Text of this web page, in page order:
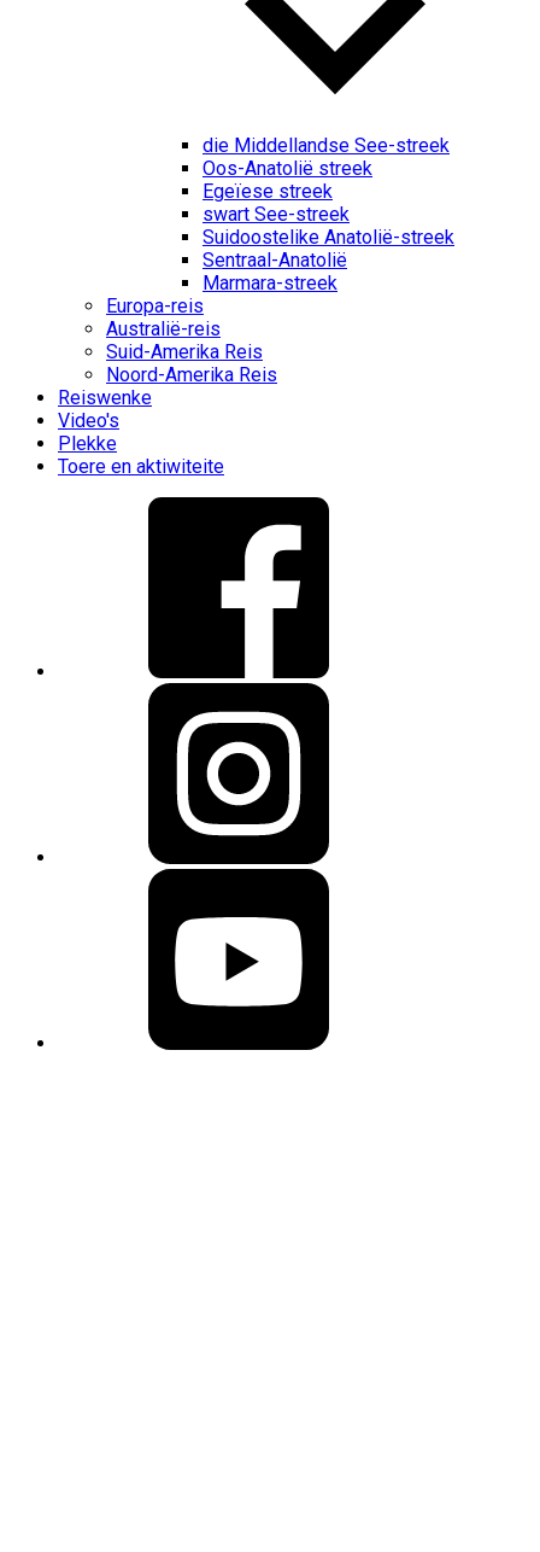
die Middellandse See-streek
Oos-Anatolië streek
Egeïese streek
swart See-streek
Suidoostelike Anatolië-streek
Sentraal-Anatolië
Marmara-streek
Europa-reis
Australië-reis
Suid-Amerika Reis
Noord-Amerika Reis
Reiswenke
Video's
Plekke
Toere en aktiwiteite